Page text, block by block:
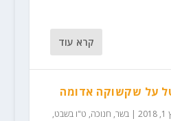
קרא עוד
על שקשוקה אדומה
| בשר, חנוכה, ט"ו בשבט,